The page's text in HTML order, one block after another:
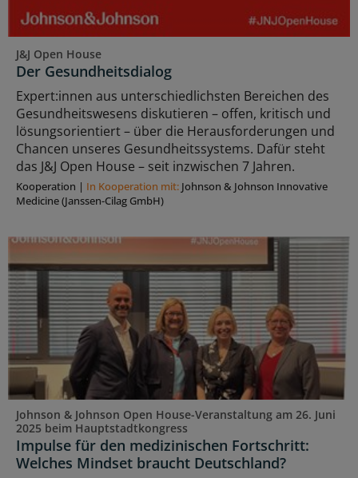
J&J Open House
Der Gesundheitsdialog
Expert:innen aus unterschiedlichsten Bereichen des
Gesundheitswesens diskutieren – offen, kritisch und
lösungsorientiert – über die Herausforderungen und
Chancen unseres Gesundheitssystems. Dafür steht
das J&J Open House – seit inzwischen 7 Jahren.
Kooperation | In Kooperation mit: Johnson & Johnson Innovative
Medicine (Janssen-Cilag GmbH)
Johnson & Johnson Open House-Veranstaltung am 26. Juni
2025 beim Hauptstadtkongress
Impulse für den medizinischen Fortschritt:
Welches Mindset braucht Deutschland?